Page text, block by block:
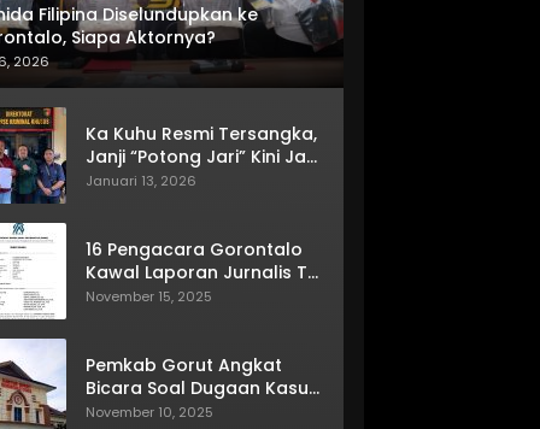
Filipina Diselundupkan ke
Siapa Aktornya?
2026
Ka Kuhu Resmi Tersangka,
Janji “Potong Jari” Kini Jadi
Bumerang
Januari 13, 2026
16 Pengacara Gorontalo
Kawal Laporan Jurnalis TV
One
November 15, 2025
Pemkab Gorut Angkat
Bicara Soal Dugaan Kasus
Asusila Oknum ASN
November 10, 2025